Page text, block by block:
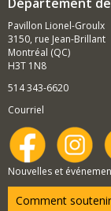
Pavillon Lionel-Groulx
3150, rue Jean-Brillant
Montréal (QC)
H3T 1N8
514 343-6620
Courriel
Nouvelles et
Comment